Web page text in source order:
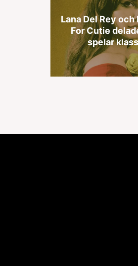
Lana Del Rey och
For Cutie
spelar